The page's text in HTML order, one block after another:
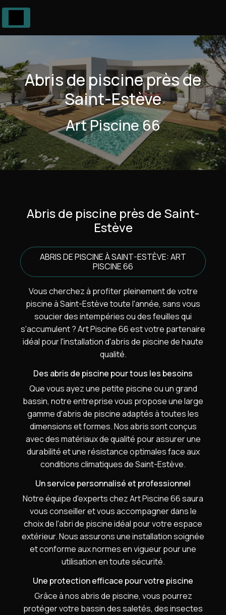
Abris de piscine près de
Saint-Estève
Art Piscine 66
Abris de piscine près de Saint-
Estève
ABRIS DE PISCINE À SAINT-ESTÈVE: ART
PISCINE 66
Vous cherchez à profiter pleinement de votre
piscine à Saint-Estève toute l'année, sans vous
soucier des intempéries ou des feuilles qui
s'accumulent ? Art Piscine 66 est votre partenaire
idéal pour l'installation d'abris de piscine de haute
qualité.
Des abris de piscine pour tous les besoins
Que vous ayez une petite piscine ou un grand
bassin, notre entreprise vous propose une large
gamme d'abris de piscine adaptés à toutes les
dimensions et formes. Nos abris sont conçus
avec des matériaux de qualité pour assurer une
durabilité et une résistance optimales face aux
conditions climatiques de Saint-Estève.
Un service personnalisé et professionnel
Notre équipe d'experts chez Art Piscine 66 saura
vous conseiller et vous accompagner dans le
choix de l'abri de piscine idéal pour votre espace
extérieur. Nous assurons une installation soignée
et conforme aux normes en vigueur pour une
utilisation en toute sécurité.
Une protection efficace pour votre piscine
Grâce à nos abris de piscine, vous pourrez
protéger votre bassin des saletés, des insectes
Panneau de gestion des cookies